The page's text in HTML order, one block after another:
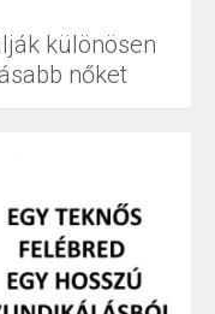
különösen
nőket